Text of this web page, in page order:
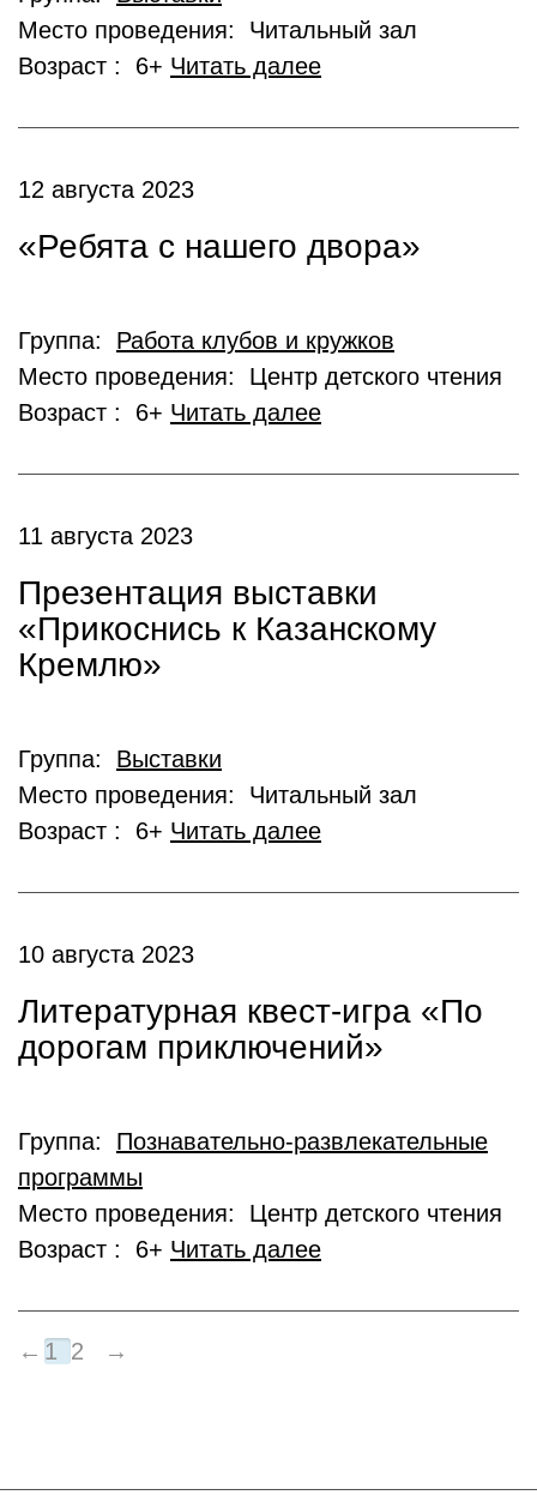
Место проведения: Читальный зал
Возраст : 6+ Читать далее
12 августа 2023
«Ребята с нашего двора»
Группа: Работа клубов и кружков
Место проведения: Центр детского чтения
Возраст : 6+ Читать далее
11 августа 2023
Презентация выставки
«Прикоснись к Казанскому
Кремлю»
Группа: Выставки
Место проведения: Читальный зал
Возраст : 6+ Читать далее
10 августа 2023
Литературная квест-игра «По
дорогам приключений»
Группа: Познавательно-развлекательные
программы
Место проведения: Центр детского чтения
Возраст : 6+ Читать далее
← 1 2 →